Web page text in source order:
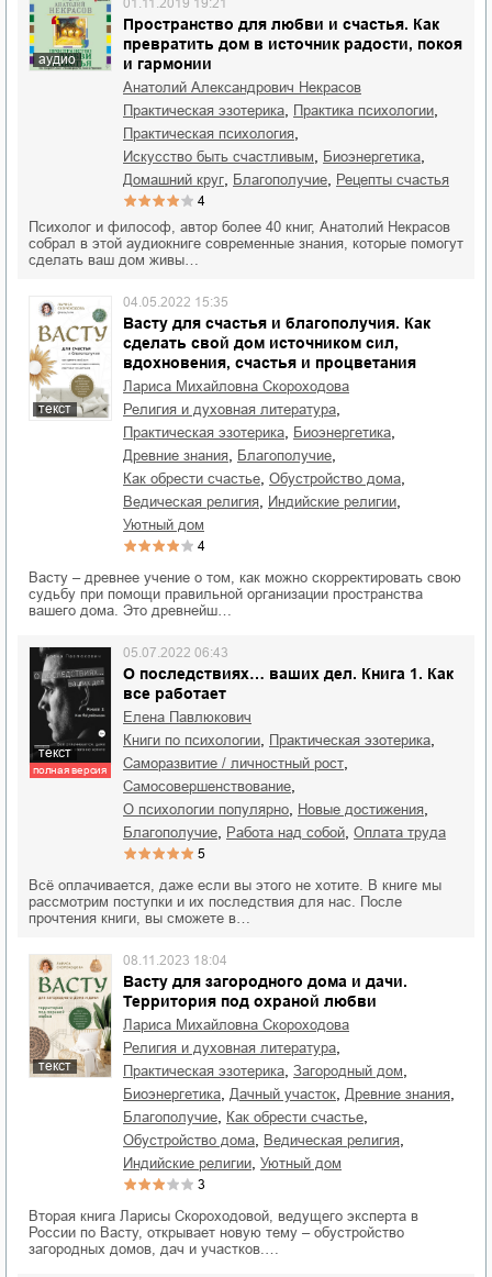
аудио
Пространство для любви и счастья. Как
превратить дом в источник радости, покоя
и гармонии
01.11.2019 19:21
Анатолий Александрович Некрасов
практическая эзотерика
практика психологии
практическая психология
искусство быть счастливым биоэнергетика
домашний круг благополучие рецепты счастья
4
Психолог и философ, автор более 40 книг, Анатолий Некрасов
собрал в этой аудиокниге современные знания, которые помогут
сделать ваш дом живы…
текст
Васту для счастья и благополучия. Как
сделать свой дом источником сил,
вдохновения, счастья и процветания
04.05.2022 15:35
Лариса Михайловна Скороходова
религия и духовная литература
практическая эзотерика биоэнергетика
древние знания благополучие
как обрести счастье обустройство дома
ведическая религия индийские религии
уютный дом
4
Васту – древнее учение о том, как можно скорректировать свою
судьбу при помощи правильной организации пространства
вашего дома. Это древнейш…
текст
полная версия
О последствиях… ваших дел. Книга 1. Как
все работает
05.07.2022 06:43
Елена Павлюкович
книги по психологии
практическая эзотерика
саморазвитие / личностный рост
самосовершенствование
о психологии популярно новые достижения
благополучие работа над собой оплата труда
5
Всё оплачивается, даже если вы этого не хотите. В книге мы
рассмотрим поступки и их последствия для нас. После
прочтения книги, вы сможете в…
текст
Васту для загородного дома и дачи.
Территория под охраной любви
08.11.2023 18:04
Лариса Михайловна Скороходова
религия и духовная литература
практическая эзотерика загородный дом
биоэнергетика дачный участок древние знания
благополучие как обрести счастье
обустройство дома ведическая религия
индийские религии уютный дом
3
Вторая книга Ларисы Скороходовой, ведущего эксперта в
России по Васту, открывает новую тему – обустройство
загородных домов, дач и участков.…